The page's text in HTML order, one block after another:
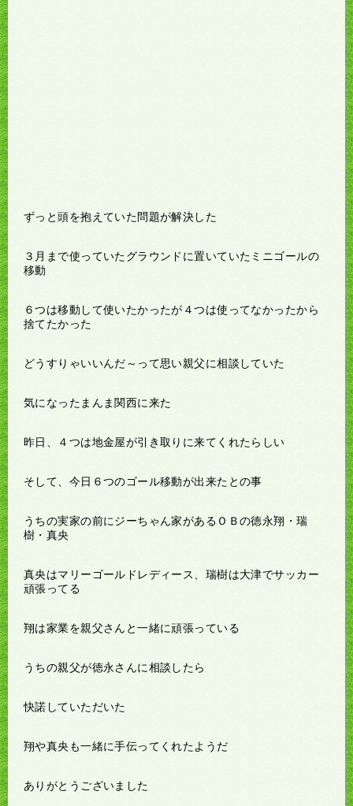
ずっと頭を抱えていた問題が解決した
３月まで使っていたグラウンドに置いていたミニゴールの
移動
６つは移動して使いたかったが４つは使ってなかったから
捨てたかった
どうすりゃいいんだ～って思い親父に相談していた
気になったまんま関西に来た
昨日、４つは地金屋が引き取りに来てくれたらしい
そして、今日６つのゴール移動が出来たとの事
うちの実家の前にジーちゃん家があるＯＢの徳永翔・瑞
樹・真央
真央はマリーゴールドレディース、瑞樹は大津でサッカー
頑張ってる
翔は家業を親父さんと一緒に頑張っている
うちの親父が徳永さんに相談したら
快諾していただいた
翔や真央も一緒に手伝ってくれたようだ
ありがとうございました